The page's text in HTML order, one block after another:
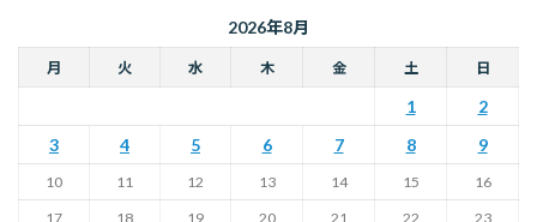
2026年8月
月 火 水 木 金 土 日
1
2
3
4 5 6 7 8 9
10 11 12 13 14 15
16
17
18 19 20 21 22 23